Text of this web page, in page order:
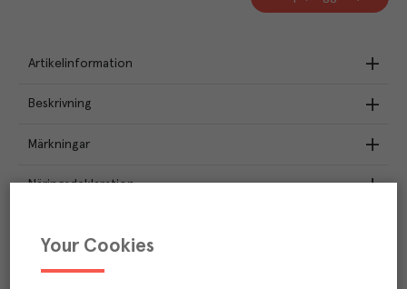
Artikelinformation
Beskrivning
Märkningar
Näringsdeklaration
CO₂e/kg
Varje kilo av varan påverkar klimatet motsvarande
Your Cookies